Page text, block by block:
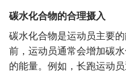
碳水化合物的合理摄入
碳水化合物是运动员主要
前，运动员通常会增加碳
的能量。例如，长跑运动